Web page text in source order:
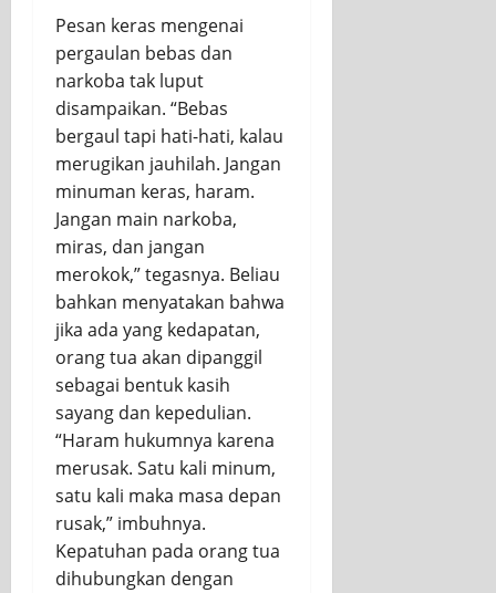
Pesan keras mengenai
pergaulan bebas dan
narkoba tak luput
disampaikan. “Bebas
bergaul tapi hati-hati, kalau
merugikan jauhilah. Jangan
minuman keras, haram.
Jangan main narkoba,
miras, dan jangan
merokok,” tegasnya. Beliau
bahkan menyatakan bahwa
jika ada yang kedapatan,
orang tua akan dipanggil
sebagai bentuk kasih
sayang dan kepedulian.
“Haram hukumnya karena
merusak. Satu kali minum,
satu kali maka masa depan
rusak,” imbuhnya.
Kepatuhan pada orang tua
dihubungkan dengan